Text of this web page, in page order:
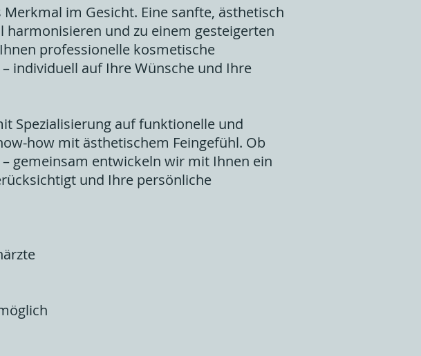
im Gesicht. Eine sanfte, ästhetisch
und zu einem gesteigerten
professionelle kosmetische
individuell auf Ihre Wünsche und Ihre
Spezialisierung auf funktionelle und
how mit ästhetischem Feingefühl. Ob
gemeinsam entwickeln wir mit Ihnen ein
und Ihre persönliche